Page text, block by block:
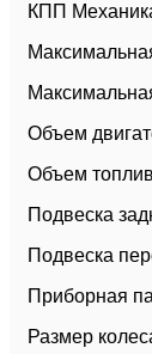
КПП
Объем
Объем
Подвеска
Подвеска
Приборная
Размер